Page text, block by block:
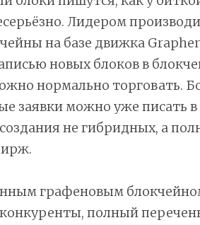
Лидером
на базе движка
новых блоков в
нормально торговать.
заявки можно уже писать в
не гибридных, а
графеновым
полный